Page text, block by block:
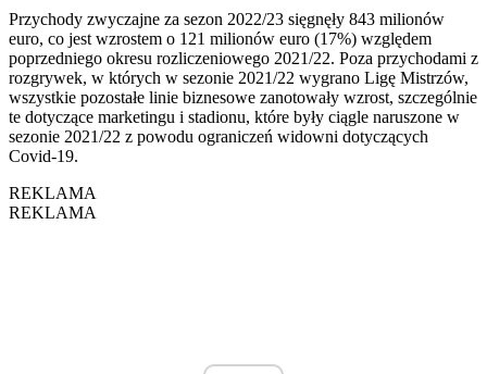
Przychody zwyczajne za sezon 2022/23 sięgnęły 843 milionów
euro, co jest wzrostem o 121 milionów euro (17%) względem
poprzedniego okresu rozliczeniowego 2021/22. Poza przychodami z
rozgrywek, w których w sezonie 2021/22 wygrano Ligę Mistrzów,
wszystkie pozostałe linie biznesowe zanotowały wzrost, szczególnie
te dotyczące marketingu i stadionu, które były ciągle naruszone w
sezonie 2021/22 z powodu ograniczeń widowni dotyczących
Covid-19.
REKLAMA
REKLAMA